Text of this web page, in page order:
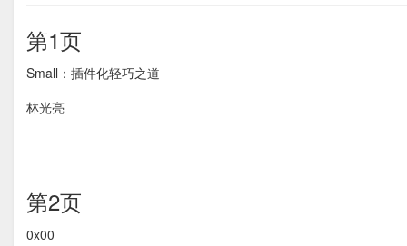
第1页
Small：插件化轻巧之道
林光亮
第2页
0x00